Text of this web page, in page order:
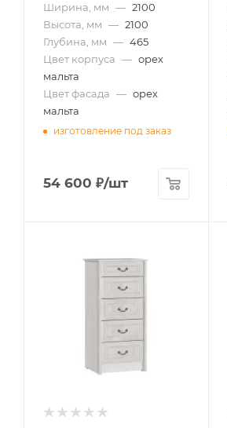
Ширина, мм — 2100
Высота, мм — 2100
Глубина, мм — 465
Цвет корпуса — орех
мальта
Цвет фасада — орех
мальта
изготовление под заказ
54 600 ₽/шт